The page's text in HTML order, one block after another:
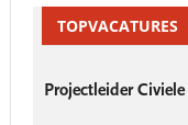
SidebarTOPVACATURES
Projectleider